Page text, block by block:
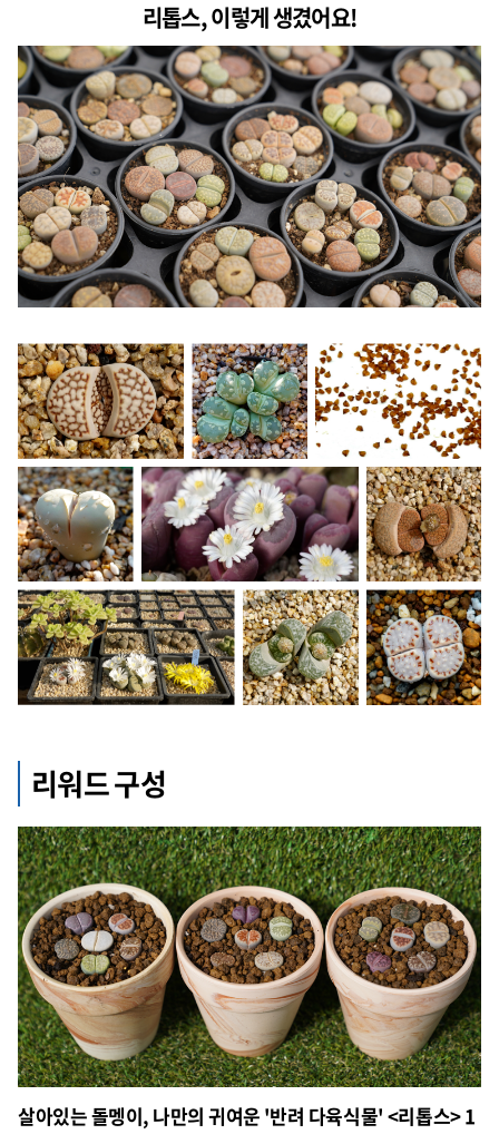
리톱스, 이렇게 생겼어요!
리워드 구성
살아있는 돌멩이, 나만의 귀여운 '반려 다육식물' <리톱스> 1